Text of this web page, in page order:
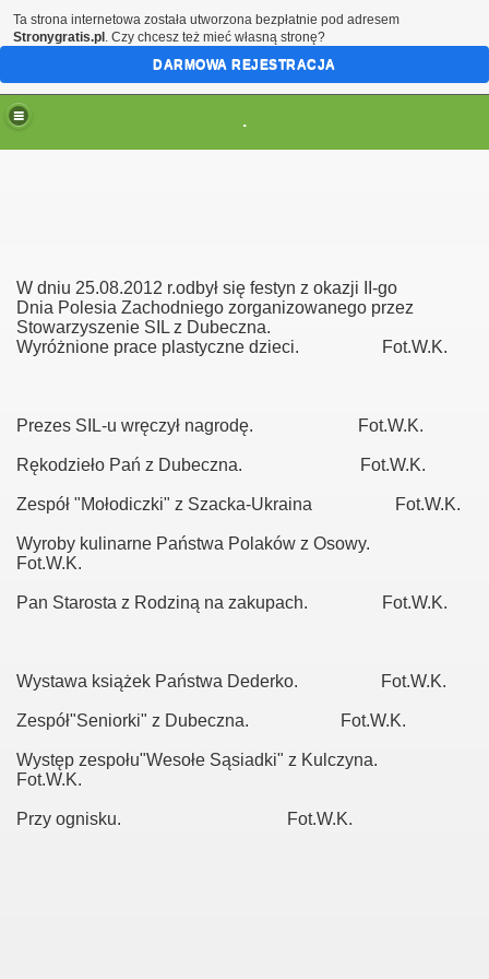
.
W dniu 25.08.2012 r.odbył się festyn z okazji II-go
Dnia Polesia Zachodniego zorganizowanego przez
Stowarzyszenie SIL z Dubeczna.
Wyróżnione prace plastyczne dzieci. Fot.W.K.
Prezes SIL-u wręczył nagrodę. Fot.W.K.
Rękodzieło Pań z Dubeczna. Fot.W.K.
Zespół "Mołodiczki" z Szacka-Ukraina Fot.W.K.
Wyroby kulinarne Państwa Polaków z Osowy.
Fot.W.K.
Pan Starosta z Rodziną na zakupach. Fot.W.K.
Wystawa książek Państwa Dederko. Fot.W.K.
Zespół"Seniorki" z Dubeczna. Fot.W.K.
Występ zespołu"Wesołe Sąsiadki" z Kulczyna.
Fot.W.K.
Przy ognisku. Fot.W.K.
Ta strona internetowa została utworzona bezpłatnie pod adresem
Stronygratis.pl . Czy chcesz też mieć własną stronę?
DARMOWA REJESTRACJA